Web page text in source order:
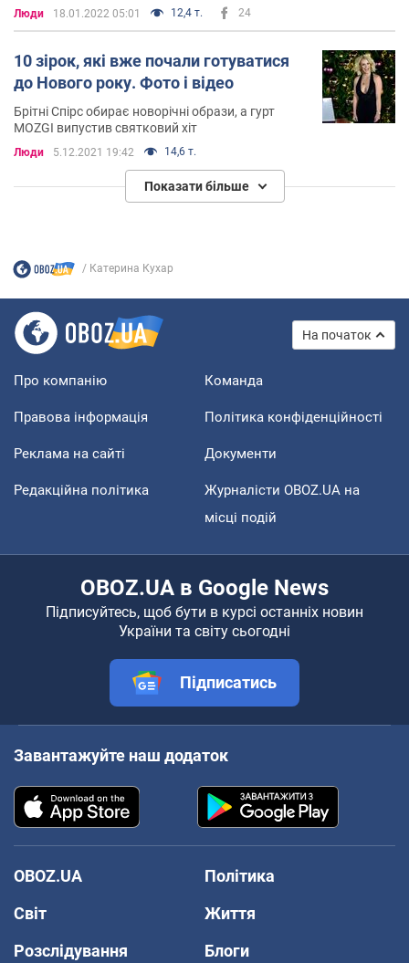
Люди 18.01.2022 05:01 12,4 т. 24
10 зірок, які вже почали готуватися
до Нового року. Фото і відео
Брітні Спірс обирає новорічні образи, а гурт
MOZGI випустив святковий хіт
Люди 5.12.2021 19:42 14,6 т.
Показати більше
Катерина Кухар
На початок
Про компанію Команда
Правова інформація Політика конфіденційності
Реклама на сайті Документи
Редакційна політика
Журналісти OBOZ.UA на
місці подій
OBOZ.UA в Google News
Підписуйтесь, щоб бути в курсі останніх новин
України та світу сьогодні
Підписатись
Завантажуйте наш додаток
OBOZ.UA
Політика
Світ
Життя
Розслідування
Блоги